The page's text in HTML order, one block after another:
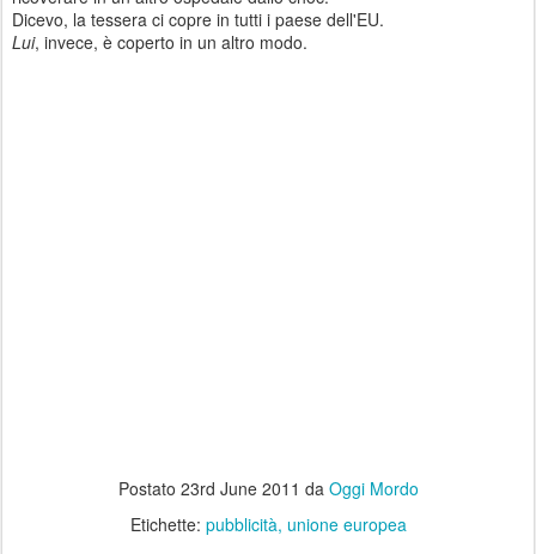
Dicevo, la tessera ci copre in tutti i paese dell'EU.
Lui, invece, è coperto in un altro modo.
Postato 23rd June 2011 da Oggi Mordo
Etichette: pubblicità unione europea